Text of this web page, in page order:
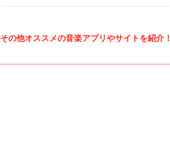
その他オススメの音楽アプリやサイトを紹介！